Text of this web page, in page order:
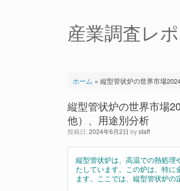
産業調査レ
ホーム » 縦型管状炉の世界市場
縦型管状炉の世界市場
他）、用途別分析
投稿日:2024年6月2日 bystaff
縦型管状炉は、高温での熱処
たしています。この炉は、特
ます。ここでは、縦型管状炉の